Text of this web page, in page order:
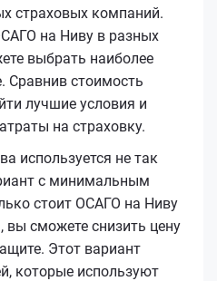
страховых компаний.
на Ниву в разных
выбрать наиболее
Сравнив стоимость
лучшие условия и
на страховку.
используется не так
с минимальным
стоит ОСАГО на Ниву
сможете снизить цену
Этот вариант
которые используют